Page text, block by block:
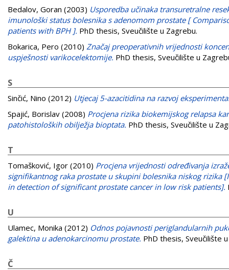
Bedalov, Goran (2003) Usporedba učinaka transuretralne
imunološki status bolesnika s adenomom prostate [
patients with BPH ]. PhD thesis, Sveučilište u Zagrebu.
Bokarica, Pero (2010) Značaj preoperativnih vrijednosti
uspješnosti varikocelektomije. PhD thesis, Sveučilište u
S
Sinčić, Nino (2012) Utjecaj 5-azacitidina na razvoj
Spajić, Borislav (2008) Procjena rizika biokemijskog relapsa
patohistoloških obilježja bioptata. PhD thesis, Sveučilište u
T
Tomašković, Igor (2010) Procjena vrijednosti određivanja
signifikantnog raka prostate u skupini bolesnika niskog rizika
in detection of significant prostate cancer in low risk patients].
U
Ulamec, Monika (2012) Odnos pojavnosti periglandularnih
galektina u adenokarcinomu prostate. PhD thesis, Sveučilište
Č